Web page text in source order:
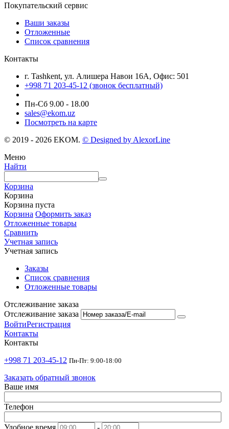
Покупательский сервис
Ваши заказы
Отложенные
Список сравнения
Контакты
г. Tashkent, ул. Алишера Навои 16А, Офис: 501
+998 71 203-45-12 (звонок бесплатный)
Пн-Cб 9.00 - 18.00
sales@ekom.uz
Посмотреть на карте
© 2019 - 2026 EKOM. © Designed by AlexorLine
Меню
Найти
Корзина
Корзина
Корзина пуста
Корзина Оформить заказ
Отложенные товары
Сравнить
Учетная запись
Учетная запись
Заказы
Список сравнения
Отложенные товары
Отслеживание заказа
Отслеживание заказа
ВойтиРегистрация
Контакты
Контакты
+998 71 203-45-12 Пн-Пт: 9:00-18:00
Заказать обратный звонок
Ваше имя
Телефон
Удобное время -